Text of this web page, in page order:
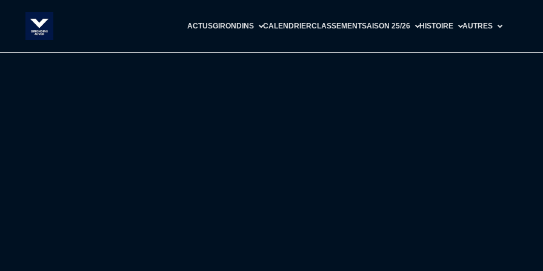
ACTUSGIRONDINS CALENDRIERCLASSEMENTSAISON 25/26 HISTOIRE AUTRES